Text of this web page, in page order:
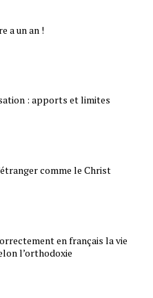
a un an !
: apports et limites
comme le Christ
en français la vie
l’orthodoxie